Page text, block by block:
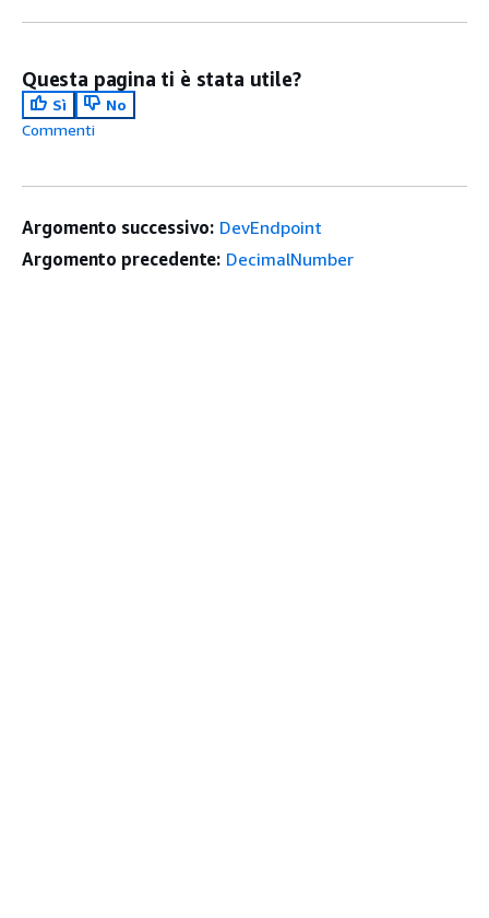
Questa pagina ti è stata utile?
Sì
No
Commenti
Argomento successivo: DevEndpoint
Argomento precedente: DecimalNumber